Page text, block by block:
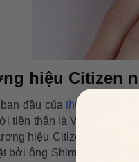
hiệu Citizen
đầu củathương hiệu
tiền thân là Viện nghiên
hiệu Citizen mới xuất
bởi ông Shimpei Goto -